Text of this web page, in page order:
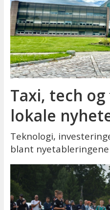
Taxi, tech
lokale
Teknologi,
blant